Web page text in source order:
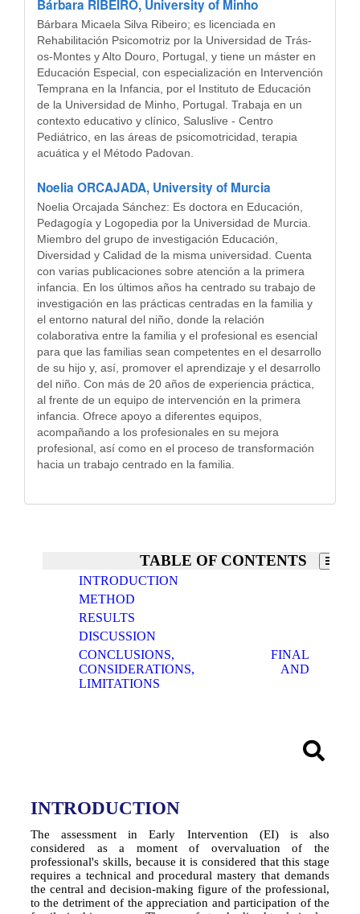
Bárbara RIBEIRO, University of Minho
Bárbara Micaela Silva Ribeiro; es licenciada en
Rehabilitación Psicomotriz por la Universidad de Trás-
os-Montes y Alto Douro, Portugal, y tiene un máster en
Educación Especial, con especialización en Intervención
Temprana en la Infancia, por el Instituto de Educación
de la Universidad de Minho, Portugal. Trabaja en un
contexto educativo y clínico, Saluslive - Centro
Pediátrico, en las áreas de psicomotricidad, terapia
acuática y el Método Padovan.
Noelia ORCAJADA, University of Murcia
Noelia Orcajada Sánchez: Es doctora en Educación,
Pedagogía y Logopedia por la Universidad de Murcia.
Miembro del grupo de investigación Educación,
Diversidad y Calidad de la misma universidad. Cuenta
con varias publicaciones sobre atención a la primera
infancia. En los últimos años ha centrado su trabajo de
investigación en las prácticas centradas en la familia y
el entorno natural del niño, donde la relación
colaborativa entre la familia y el profesional es esencial
para que las familias sean competentes en el desarrollo
de su hijo y, así, promover el aprendizaje y el desarrollo
del niño. Con más de 20 años de experiencia práctica,
al frente de un equipo de intervención en la primera
infancia. Ofrece apoyo a diferentes equipos,
acompañando a los profesionales en su mejora
profesional, así como en el proceso de transformación
hacia un trabajo centrado en la familia.